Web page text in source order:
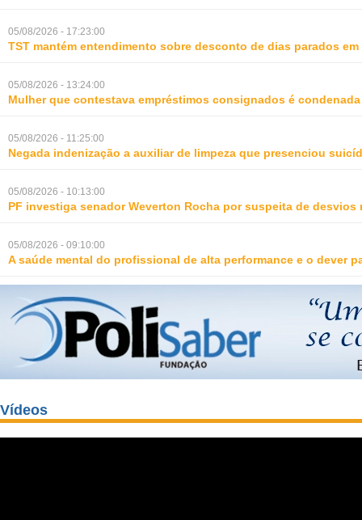
05/08/2026 - 17:23:00
TST mantém entendimento sobre desconto de dias parados
05/08/2026 - 13:24:00
Mulher que contestava empréstimos consignados é
05/08/2026 - 11:25:00
Negada indenização a auxiliar de limpeza que presenciou
05/08/2026 - 10:13:00
PF investiga senador Weverton Rocha por suspeita de desvios
05/08/2026 - 09:10:00
A saúde mental do profissional de alta performance e o dever
Vídeos